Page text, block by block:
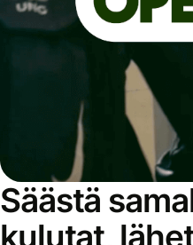
Säästä
kulutat,